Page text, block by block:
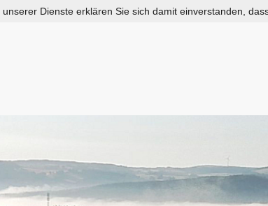
Dienste erklären Sie sich damit einverstanden,